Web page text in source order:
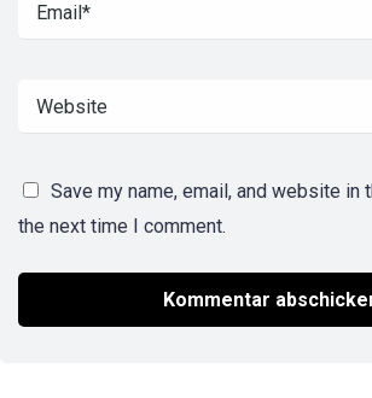
Save my name, email, and website in
the next time I comment.